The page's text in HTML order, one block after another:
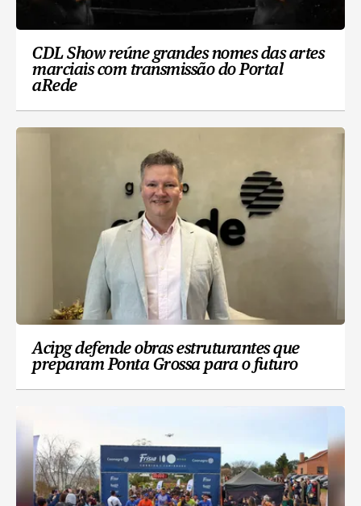
CDL Show reúne grandes nomes das artes
marciais com transmissão do Portal
aRede
Acipg defende obras estruturantes que
preparam Ponta Grossa para o futuro